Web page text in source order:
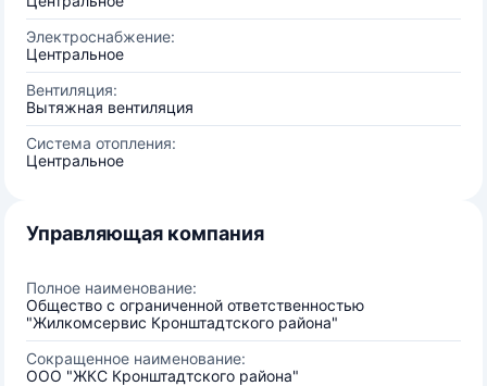
Электроснабжение:
Центральное
Вентиляция:
Вытяжная вентиляция
Система отопления:
Центральное
Управляющая компания
Полное наименование:
Общество с ограниченной ответственностью
"Жилкомсервис Кронштадтского района"
Сокращенное наименование:
ООО "ЖКС Кронштадтского района"